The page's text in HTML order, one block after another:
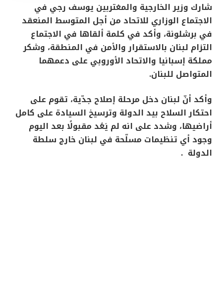
شارك وزير الخارجية والمغتربين يوسف رجي في
الاجتماع الوزاري للاتحاد من أجل المتوسط المنعقد
في برشلونة، وأكد في كلمة ألقاها في الاجتماع
التزام لبنان بالاستقرار والأمن في المنطقة، وشكر
مملكة إسبانيا والاتحاد الأوروبي على دعمهما
المتواصل للبنان.
وأكد أنّ لبنان دخل مرحلة إصلاح جدّية، تقوم على
احتكار السلاح بيد الدولة وترسيخ السيادة على كامل
أراضيها، وشدد على انه لم يَعُد مقبولًا بعد اليوم
وجود أي تنظيمات مسلّحة في لبنان خارج سلطة
الدولة .